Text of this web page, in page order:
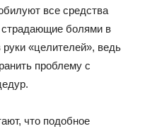
все средства
болями в
«целителей», ведь
проблему с
что подобное